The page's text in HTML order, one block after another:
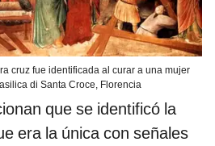
cruz fue identificada al curar a una mujer
di Santa Croce, Florencia
que se identificó la
era la única con señales